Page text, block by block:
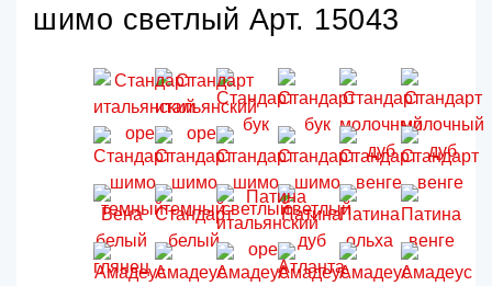
шимо светлый Арт. 15043